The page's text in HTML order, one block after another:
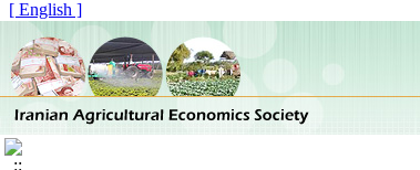
[ English ]